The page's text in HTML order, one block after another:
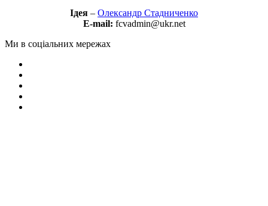
Ідея – Олександр Стадниченко
E-mail: fcvadmin@ukr.net
Ми в соціальних мережах